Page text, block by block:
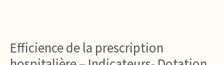
Efficience de la prescription